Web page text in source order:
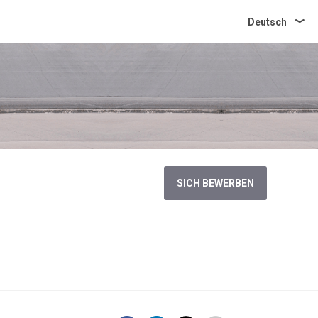
Deutsch
SICH BEWERBEN